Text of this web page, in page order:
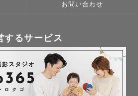
お問い合わせ
するサービス